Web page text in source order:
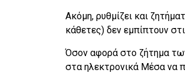
Ακόμη, ρυθμίζει και
κάθετες) δεν εμπίπτουν
Όσον αφορά στο ζήτημα
στα ηλεκτρονικά Μέσα να